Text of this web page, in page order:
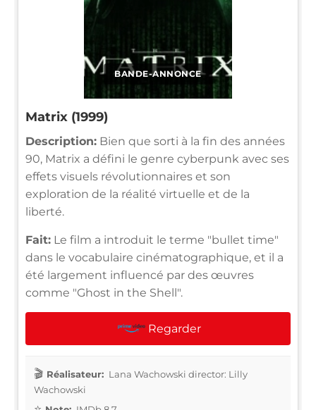
BANDE-ANNONCE
Matrix (1999)
Description: Bien que sorti à la fin des années
90, Matrix a défini le genre cyberpunk avec ses
effets visuels révolutionnaires et son
exploration de la réalité virtuelle et de la
liberté.
Fait: Le film a introduit le terme "bullet time"
dans le vocabulaire cinématographique, et il a
été largement influencé par des œuvres
comme "Ghost in the Shell".
Regarder
Réalisateur: Lana Wachowski director: Lilly
Wachowski